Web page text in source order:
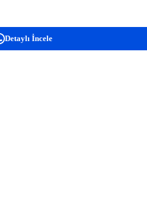
Detaylı İncele